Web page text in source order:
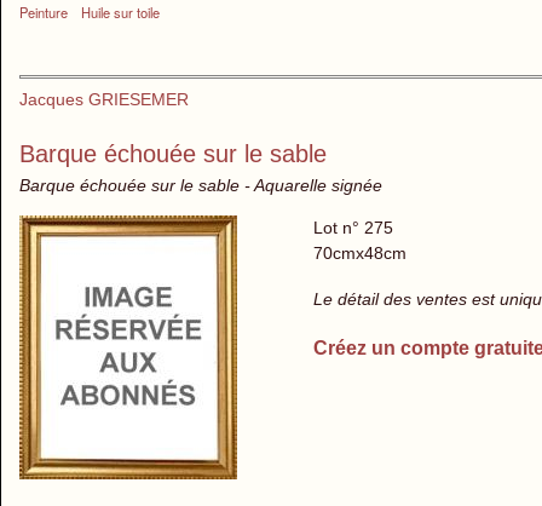
Peinture
Huile sur toile
Jacques GRIESEMER
Barque échouée sur le sable
Barque échouée sur le sable - Aquarelle signée
Lot n° 275
70cmx48cm
Le détail des ventes est
Créez un compte